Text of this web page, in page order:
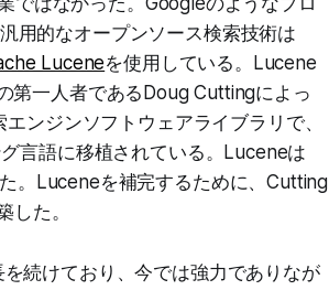
用的なオープンソース検索技術は
Luceneを使用している。Lucene
第一人者であるDoug Cuttingによっ
ンジンソフトウェアライブラリで、
言語に移植されている。Luceneは
。Luceneを補完するために、Cutting
た。
続けており、今では強力でありなが